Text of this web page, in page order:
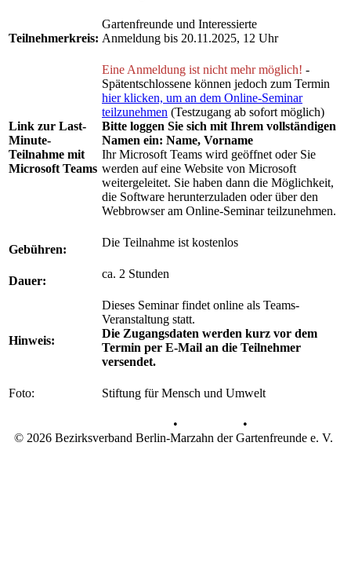
Teilnehmerkreis:
Gartenfreunde und Interessierte
Anmeldung bis 20.11.2025, 12 Uhr
Link zur Last-
Minute-
Teilnahme mit
Microsoft Teams
Eine Anmeldung ist nicht mehr möglich! -
Spätentschlossene können jedoch zum Termin
hier klicken, um an dem Online-Seminar
teilzunehmen (Testzugang ab sofort möglich)
Bitte loggen Sie sich mit Ihrem vollständigen
Namen ein: Name, Vorname
Ihr Microsoft Teams wird geöffnet oder Sie
werden auf eine Website von Microsoft
weitergeleitet. Sie haben dann die Möglichkeit,
die Software herunterzuladen oder über den
Webbrowser am Online-Seminar teilzunehmen.
Gebühren:
Die Teilnahme ist kostenlos
Dauer:
ca. 2 Stunden
Hinweis:
Dieses Seminar findet online als Teams-
Veranstaltung statt.
Die Zugangsdaten werden kurz vor dem
Termin per E-Mail an die Teilnehmer
versendet.
Foto: Stiftung für Mensch und Umwelt
•
•
© 2026 Bezirksverband Berlin-Marzahn der Gartenfreunde e. V.